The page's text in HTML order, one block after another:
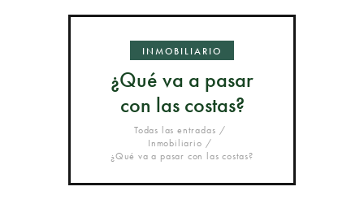
INMOBILIARIO
¿Qué va a pasar
con las costas?
Todas las entradas
Inmobiliario
¿Qué va a pasar con las costas?